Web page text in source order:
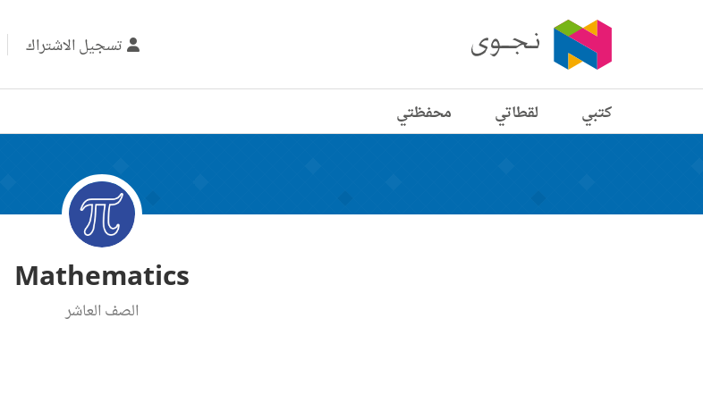
تسجيل الاشتراك
كتبي لقطاتي محفظتي
Mathematics
الصف العاشر